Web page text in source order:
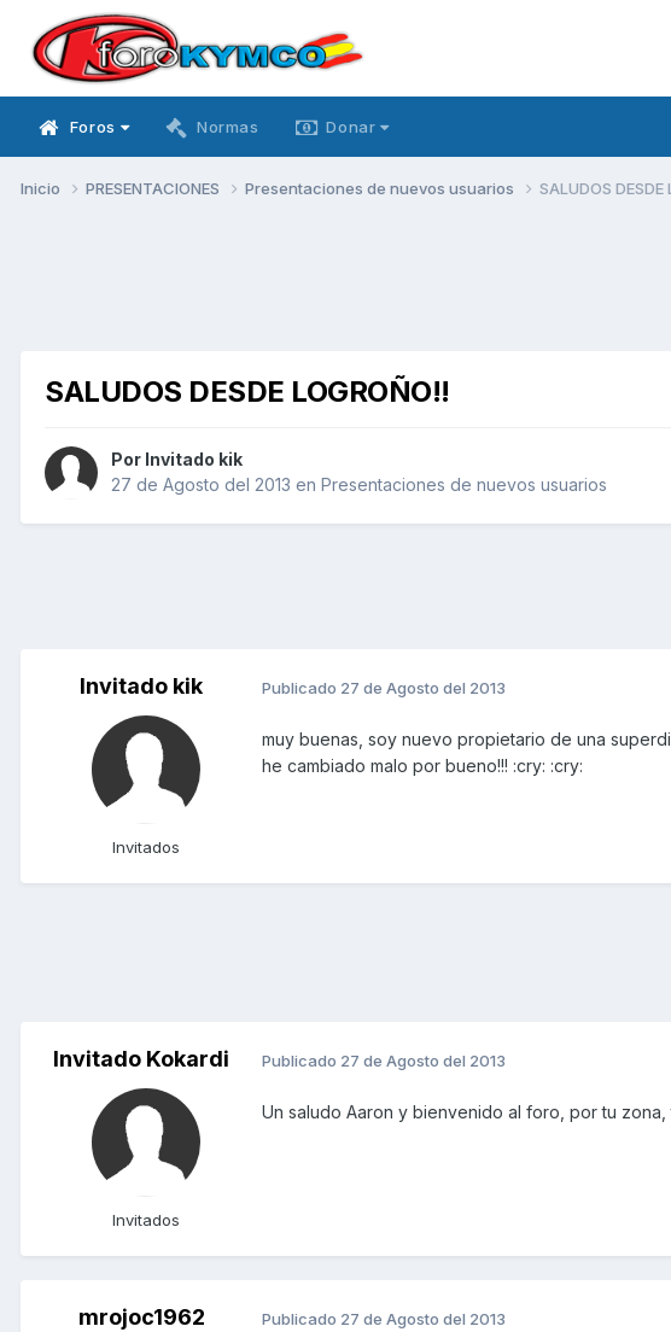
Foros Normas Donar
Inicio PRESENTACIONES Presentaciones de nuevos usuarios SALUDOS DESDE
SALUDOS DESDE LOGROÑO!!
Por Invitado kik
27 de Agosto del 2013 en Presentaciones de nuevos usuarios
Invitado kik
Invitados
Publicado 27 de Agosto del 2013
muy buenas, soy nuevo propietario de una
he cambiado malo por bueno!!! :cry: :cry:
Invitado Kokardi
Invitados
Publicado 27 de Agosto del 2013
Un saludo Aaron y bienvenido al foro, por tu zona,
mrojoc1962 Publicado 27 de Agosto del 2013